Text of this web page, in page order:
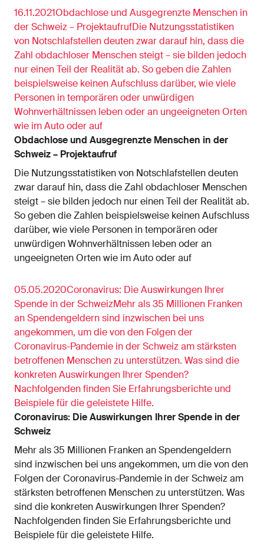
16.11.2021Obdachlose und Ausgegrenzte Menschen in
der Schweiz – ProjektaufrufDie Nutzungsstatistiken
von Notschlafstellen deuten zwar darauf hin, dass die
Zahl obdachloser Menschen steigt – sie bilden jedoch
nur einen Teil der Realität ab. So geben die Zahlen
beispielsweise keinen Aufschluss darüber, wie viele
Personen in temporären oder unwürdigen
Wohnverhältnissen leben oder an ungeeigneten Orten
wie im Auto oder auf
Obdachlose und Ausgegrenzte Menschen in der
Schweiz – Projektaufruf
Die Nutzungsstatistiken von Notschlafstellen deuten
zwar darauf hin, dass die Zahl obdachloser Menschen
steigt – sie bilden jedoch nur einen Teil der Realität ab.
So geben die Zahlen beispielsweise keinen Aufschluss
darüber, wie viele Personen in temporären oder
unwürdigen Wohnverhältnissen leben oder an
ungeeigneten Orten wie im Auto oder auf
05.05.2020Coronavirus: Die Auswirkungen Ihrer
Spende in der SchweizMehr als 35 Millionen Franken
an Spendengeldern sind inzwischen bei uns
angekommen, um die von den Folgen der
Coronavirus-Pandemie in der Schweiz am stärksten
betroffenen Menschen zu unterstützen. Was sind die
konkreten Auswirkungen Ihrer Spenden?
Nachfolgenden finden Sie Erfahrungsberichte und
Beispiele für die geleistete Hilfe.
Coronavirus: Die Auswirkungen Ihrer Spende in der
Schweiz
Mehr als 35 Millionen Franken an Spendengeldern
sind inzwischen bei uns angekommen, um die von den
Folgen der Coronavirus-Pandemie in der Schweiz am
stärksten betroffenen Menschen zu unterstützen. Was
sind die konkreten Auswirkungen Ihrer Spenden?
Nachfolgenden finden Sie Erfahrungsberichte und
Beispiele für die geleistete Hilfe.